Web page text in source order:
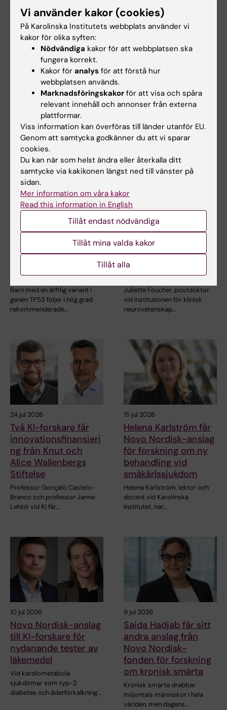
Uppdaterad av:
Katarina Sternudd 2020-10-20
Relaterade artiklar
5 aug 2026
Hög följsamhet trots
täta kontroller av
cancerrisk
Barn med en ärftlig variant i
genen TP53 följer i hög grad
rekommenderade…
27 jul 2026
Juliette Foucher
tilldelas prestigefyllt
internationellt ALS-
anslag
Juliette Foucher, postdoktor
vid institutionen för klinisk
neurovetenskap…
24 jul 2026
Två KI-forskare får
innovationsfinansieri
ng från Knut och
Alice Wallenbergs
Stiftelse
Professor Gonçalo Castelo-
Branco och professor Janne
Lehtiö vid KI får…
15 jul 2026
Helena Karlström får
Novo Nordisk-anslag
för forskning om ny
behandling vid
småkärlssjukdom
Helena Karlström, lektor och
docent vid Karolinska
Institutet, har…
10 jul 2026
Novo Nordisk-anslag
till KI-forskare för
nydanande tester av
läkemedel
Vid kardiometabola
sjukdomar som typ-2
diabetes och åderförkalkning…
9 jul 2026
Saida Hadjab får sitt
andra anslag från
Novo Nordisk-
fonden för forskning
om kronisk smärta
Kronisk smärta drabbar
miljontals människor i hela
världen, men dagens…
Vi använder kakor (cookies)
På Karolinska Institutets webbplats använder vi
kakor för olika syften:
Nödvändiga kakor för att webbplatsen ska
fungera korrekt.
Kakor för analys för att förstå hur
webbplatsen används.
Marknadsföringskakor för att visa och spåra
relevant innehåll och annonser från externa
plattformar.
Viss information kan överföras till länder utanför EU.
Genom att samtycka godkänner du att vi sparar
cookies.
Du kan när som helst ändra eller återkalla ditt
samtycke via kakikonen längst ned till vänster på
sidan.
Mer information om våra kakor
Read this information in English
Tillåt endast nödvändiga
Tillåt mina valda kakor
Tillåt alla